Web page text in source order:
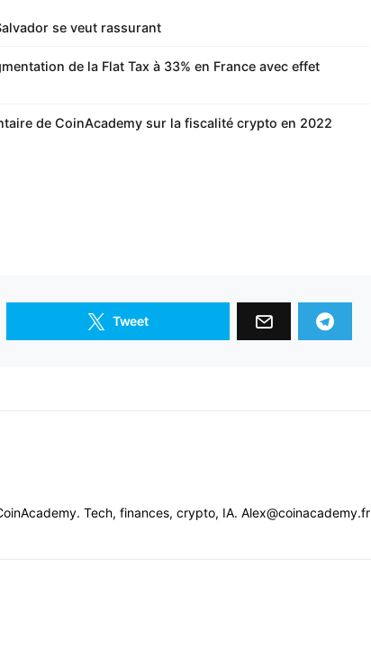
se veut rassurant
de la Flat Tax à 33% en France avec effet
de CoinAcademy sur la fiscalité crypto en 2022
Tweet
Tech, finances, crypto, IA. Alex@coinacademy.fr